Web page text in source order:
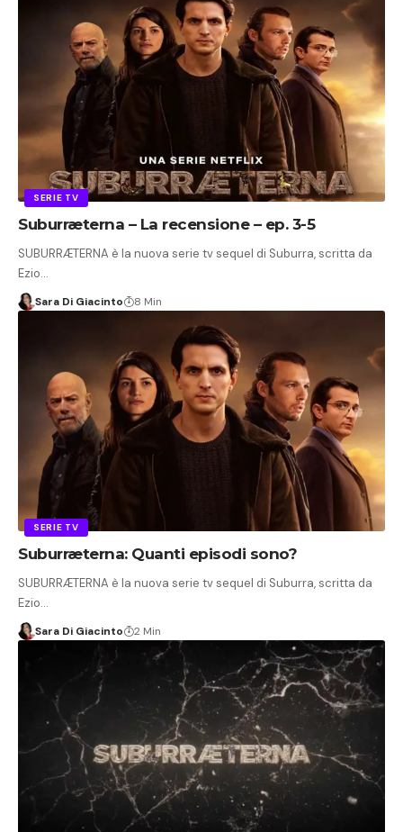
SERIE TV
Suburræterna – La recensione – ep. 3-5
SUBURRÆTERNA è la nuova serie tv sequel di Suburra, scritta da
Ezio…
Sara Di Giacinto 8 Min
SERIE TV
Suburræterna: Quanti episodi sono?
SUBURRÆTERNA è la nuova serie tv sequel di Suburra, scritta da
Ezio…
Sara Di Giacinto 2 Min